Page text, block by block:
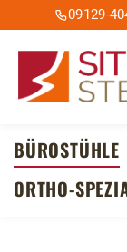
Hauptinhalt
Zur Suche
Zur 09129-
BÜROSTÜHLE
ORTHO-